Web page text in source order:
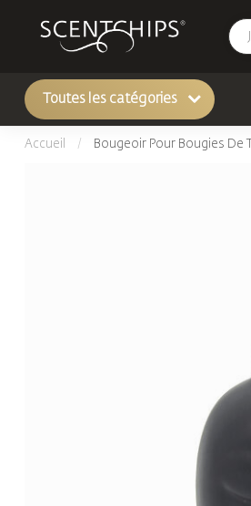
Toutes les catégories
Accueil / Bougeoir Pour Bougies De